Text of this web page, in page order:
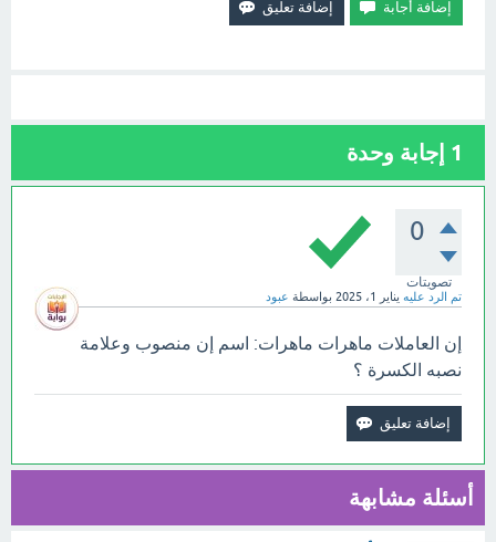
1 إجابة وحدة
0
تصويتات
تم الرد عليه يناير 1، 2025 بواسطة عبود
إن العاملات ماهرات ماهرات: اسم إن منصوب وعلامة
نصبه الكسرة ؟
أسئلة مشابهة